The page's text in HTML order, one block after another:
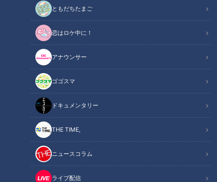
ともだちたまご
恋はロケ中に！
アナウンサー
ゴゴスマ
ドキュメンタリー
THE TIME,
ニュースコラム
ライブ配信
今年9月に開幕する「アジア大会愛知・名古屋」。アジア最
強！今回は、大会7連覇に挑む女子ソフトボールの3選手に、
その魅力を聞きました。
野球よりフィールドが狭い分、一瞬の判断が勝敗を分ける超高
速バトル！豪快なホームランも魅力です。2002年からは、大
会6連覇中とアジア最強を誇る女子ソフトボール。今大会もも
ちろん金メダル最有力。大会7連覇を目指します。
中でも注目は、日本代表の中心選手で地元・トヨタ自動車所属
の3選手。
（トヨタ自動車 石川恭子選手）